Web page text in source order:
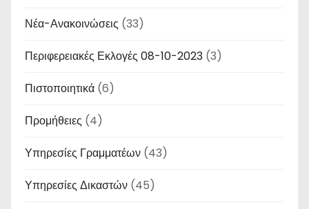
Νέα-Ανακοινώσεις (33)
Περιφερειακές Εκλογές 08-10-2023 (3)
Πιστοποιητικά (6)
Προμήθειες (4)
Υπηρεσίες Γραμματέων (43)
Υπηρεσίες Δικαστών (45)